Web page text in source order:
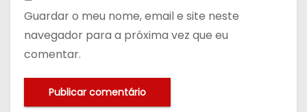
Guardar o meu nome, email e site neste
navegador para a próxima vez que eu
comentar.